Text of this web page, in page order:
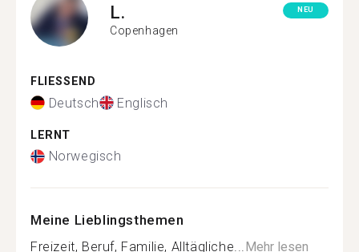
L.
Copenhagen
NEU
FLIESSEND
Deutsch Englisch
LERNT
Norwegisch
Meine Lieblingsthemen
Freizeit, Beruf, Familie, Alltägliche...Mehr lesen